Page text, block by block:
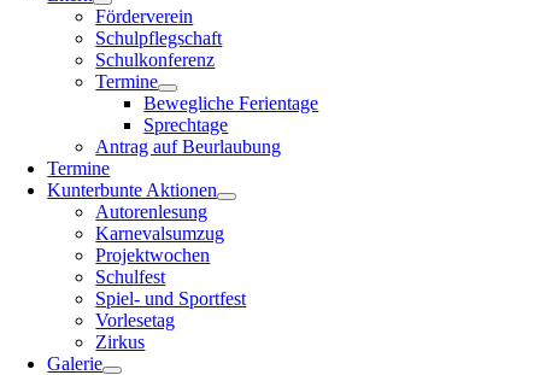
Förderverein
Schulpflegschaft
Schulkonferenz
Termine
Bewegliche Ferientage
Sprechtage
Antrag auf Beurlaubung
Termine
Kunterbunte Aktionen
Autorenlesung
Karnevalsumzug
Projektwochen
Schulfest
Spiel- und Sportfest
Vorlesetag
Zirkus
Galerie